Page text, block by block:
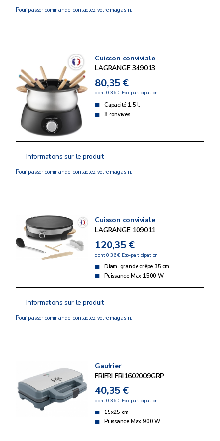
Pour passer commande, contactez votre magasin.
Cuisson conviviale
LAGRANGE 349013
80,35 €
dont 0,36 € Eco-participation
Capacité 1.5 l.
8 convives
Informations sur le produit
Pour passer commande, contactez votre magasin.
Cuisson conviviale
LAGRANGE 109011
120,35 €
dont 0,36 € Eco-participation
Diam. grande crêpe 35 cm
Puissance Max 1500 W
Informations sur le produit
Pour passer commande, contactez votre magasin.
Gaufrier
FRIFRI FRI1602009GRP
40,35 €
dont 0,36 € Eco-participation
15x25 cm
Puissance Max 900 W